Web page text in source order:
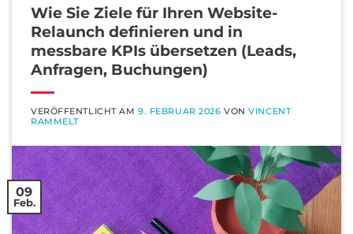
Wie Sie Ziele für Ihren Website-
Relaunch definieren und in
messbare KPIs übersetzen (Leads,
Anfragen, Buchungen)
VERÖFFENTLICHT AM9. FEBRUAR 2026 VONVINCENT
RAMMELT
09
Feb.